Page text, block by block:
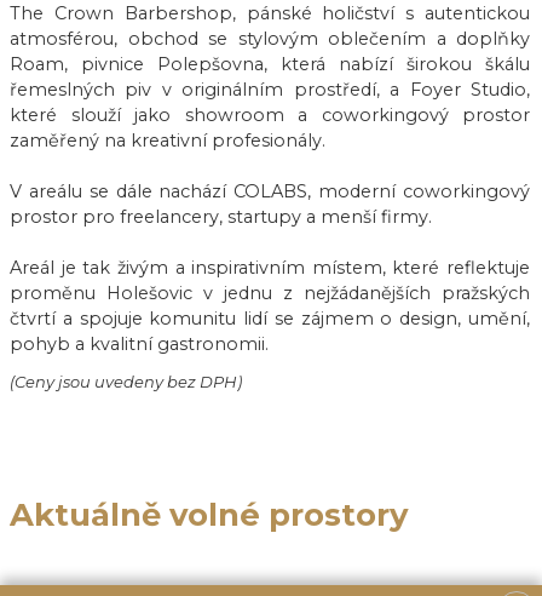
The Crown Barbershop, pánské holičství s autentickou
atmosférou, obchod se stylovým oblečením a doplňky
Roam, pivnice Polepšovna, která nabízí širokou škálu
řemeslných piv v originálním prostředí, a Foyer Studio,
které slouží jako showroom a coworkingový prostor
zaměřený na kreativní profesionály.
V areálu se dále nachází COLABS, moderní coworkingový
prostor pro freelancery, startupy a menší firmy.
Areál je tak živým a inspirativním místem, které reflektuje
proměnu Holešovic v jednu z nejžádanějších pražských
čtvrtí a spojuje komunitu lidí se zájmem o design, umění,
pohyb a kvalitní gastronomii.
(Ceny jsou uvedeny bez DPH)
Aktuálně volné prostory